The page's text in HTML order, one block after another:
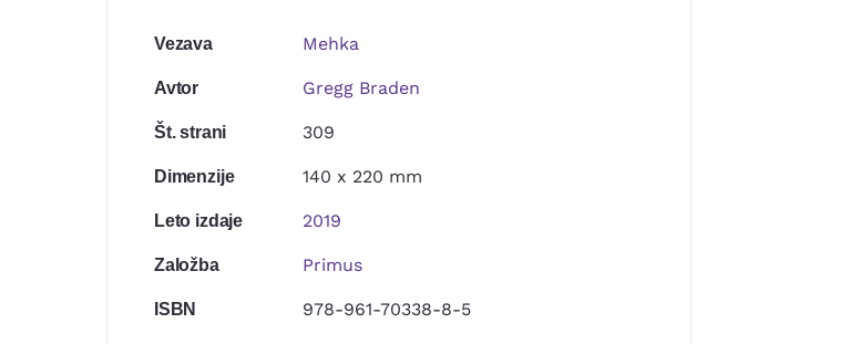
Vezava Mehka
Avtor Gregg Braden
Št. strani 309
Dimenzije 140 x 220 mm
Leto izdaje 2019
Založba Primus
ISBN 978-961-70338-8-5